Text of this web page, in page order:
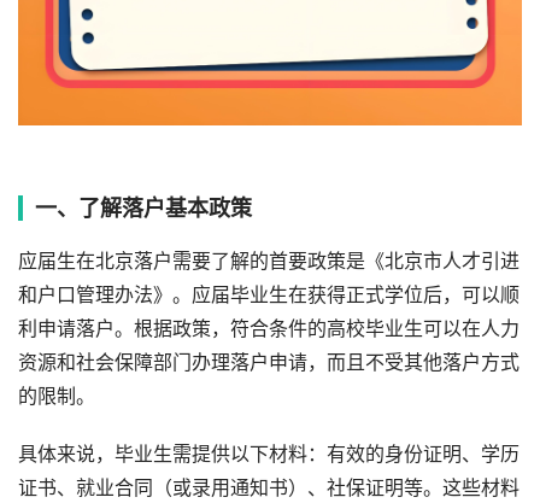
一、了解落户基本政策
应届生在北京落户需要了解的首要政策是《北京市人才引进
和户口管理办法》。应届毕业生在获得正式学位后，可以顺
利申请落户。根据政策，符合条件的高校毕业生可以在人力
资源和社会保障部门办理落户申请，而且不受其他落户方式
的限制。
具体来说，毕业生需提供以下材料：有效的身份证明、学历
证书、就业合同（或录用通知书）、社保证明等。这些材料